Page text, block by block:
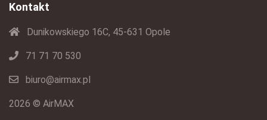
Kontakt
Dunikowskiego 16C, 45-631 Opole
71 71 70 530
biuro@airmax.pl
2026 © AirMAX